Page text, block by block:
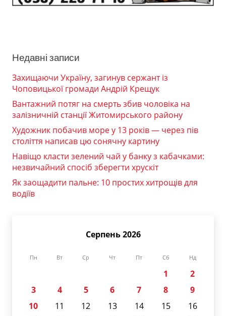
Недавні записи
Захищаючи Україну, загинув сержант із
Чоповицької громади Андрій Крещук
Вантажний потяг на смерть збив чоловіка на
залізничній станції Житомирського району
Художник побачив море у 13 років — через пів
століття написав цю сонячну картину
Навіщо класти зелений чай у банку з кабачками:
незвичайний спосіб зберегти хрускіт
Як заощадити пальне: 10 простих хитрощів для
водіїв
Серпень 2026
Пн Вт Ср Чт Пт Сб Нд
1
2
3
4 5 6 7 8
9
10
11 12 13 14 15
16